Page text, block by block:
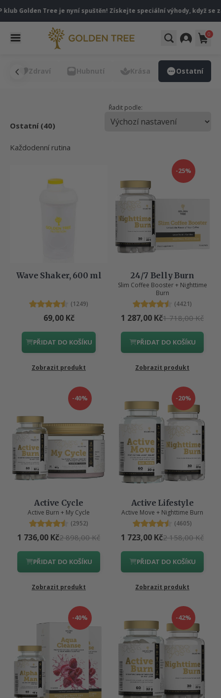
Golden Tree je nyní spuštěn! Získejte speciální výhody, když se
0
Zdraví Hubnutí Krása Ostatní
Ostatní (40)
Řadit podle:
Každodenní rutina
Wave Shaker, 600 ml
(1249)
69,00 Kč
PŘIDAT DO KOŠÍKU
Zobrazit produkt
-25%
24/7 Belly Burn
Slim Coffee Booster + Nighttime
Burn
(4421)
1 287,00 Kč1 718,00 Kč
PŘIDAT DO KOŠÍKU
Zobrazit produkt
-40%
Active Cycle
Active Burn + My Cycle
(2952)
1 736,00 Kč2 898,00 Kč
PŘIDAT DO KOŠÍKU
Zobrazit produkt
-20%
Active Lifestyle
Active Move + Nighttime Burn
(4605)
1 723,00 Kč2 158,00 Kč
PŘIDAT DO KOŠÍKU
Zobrazit produkt
-40% -42%